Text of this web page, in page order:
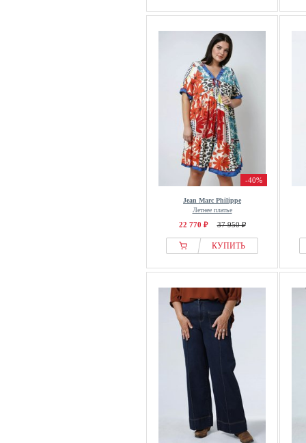
-40%
Jean Marc Philippe
Летнее платье
22 770 ₽ 37 950 ₽
КУПИТЬ